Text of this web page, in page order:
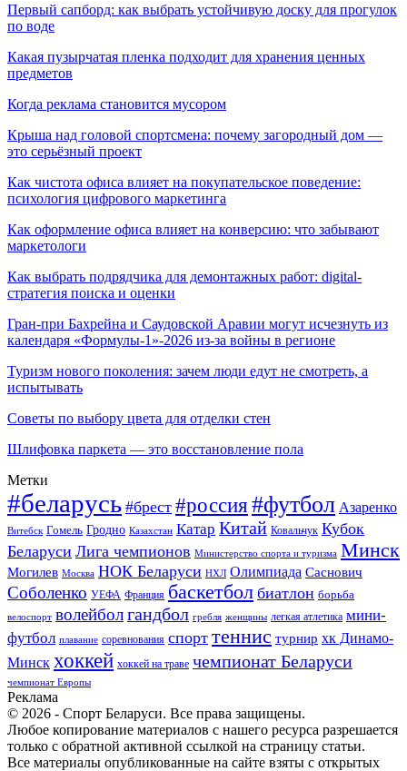
Первый сапборд: как выбрать устойчивую доску для прогулок
по воде
Какая пузырчатая пленка подходит для хранения ценных
предметов
Когда реклама становится мусором
Крыша над головой спортсмена: почему загородный дом —
это серьёзный проект
Как чистота офиса влияет на покупательское поведение:
психология цифрового маркетинга
Как оформление офиса влияет на конверсию: что забывают
маркетологи
Как выбрать подрядчика для демонтажных работ: digital-
стратегия поиска и оценки
Гран-при Бахрейна и Саудовской Аравии могут исчезнуть из
календаря «Формулы-1»-2026 из-за войны в регионе
Туризм нового поколения: зачем люди едут не смотреть, а
испытывать
Советы по выбору цвета для отделки стен
Шлифовка паркета — это восстановление пола
Метки
#беларусь #брест #россия#футбол Азаренко
Витебск Гомель Гродно Казахстан Катар Китай Ковальчук Кубок
Беларуси Лига чемпионов Министерство спорта и туризма Минск
Могилев Москва НОК Беларуси НХЛ Олимпиада Саснович
Соболенко УЕФА Франция баскетбол биатлон борьба
велоспорт волейболгандбол гребля женщины легкая атлетика мини-
футбол плавание соревнования спорт теннис турнир хк Динамо-
Минск хоккей хоккей на траве чемпионат Беларуси
чемпионат Европы
Реклама
© 2026 - Спорт Беларуси. Все права защищены.
Любое копирование материалов с нашего ресурса разрешается
только с обратной активной ссылкой на страницу статьи.
Все материалы опубликованные на сайте взяты с открытых